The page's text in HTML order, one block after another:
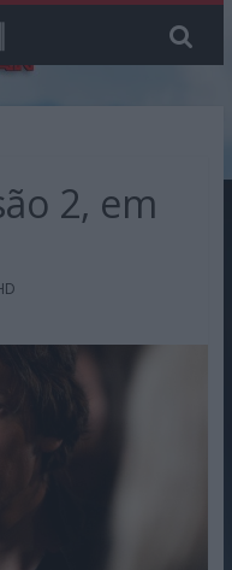
2, em